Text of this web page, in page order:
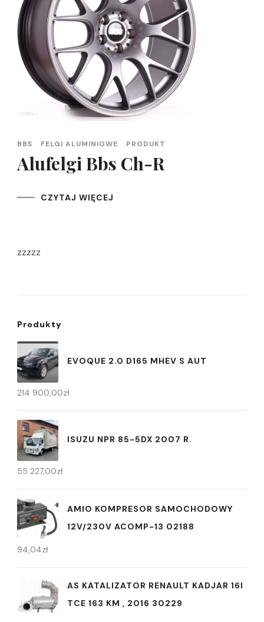
BBS FELGI ALUMINIOWE PRODUKT
Alufelgi Bbs Ch-R
CZYTAJ WIĘCEJ
zzzzz
Produkty
EVOQUE 2.0 D165 MHEV S AUT
214 900,00zł
ISUZU NPR 85-5DX 2007 R.
55 227,00zł
AMIO KOMPRESOR SAMOCHODOWY
12V/230V ACOMP-13 02188
94,04zł
AS KATALIZATOR RENAULT KADJAR 16I
TCE 163 KM , 2016 30229